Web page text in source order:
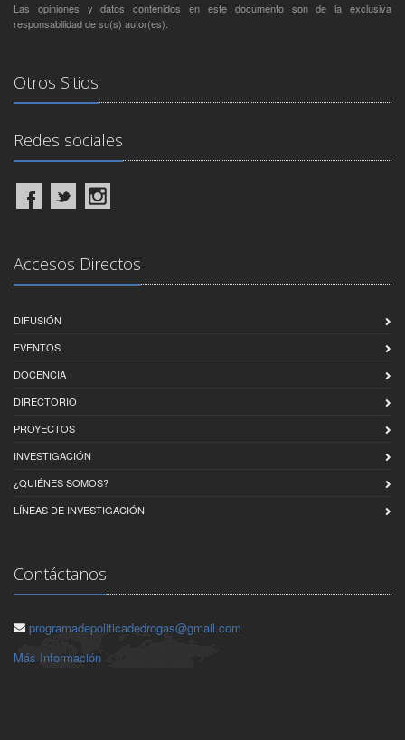
Las opiniones y datos contenidos en este documento son de la exclusiva
responsabilidad de su(s) autor(es).
Otros Sitios
Redes sociales
Accesos Directos
DIFUSIÓN
EVENTOS
DOCENCIA
DIRECTORIO
PROYECTOS
INVESTIGACIÓN
¿QUIÉNES SOMOS?
LÍNEAS DE INVESTIGACIÓN
Contáctanos
programadepoliticadedrogas@gmail.com
Más Información